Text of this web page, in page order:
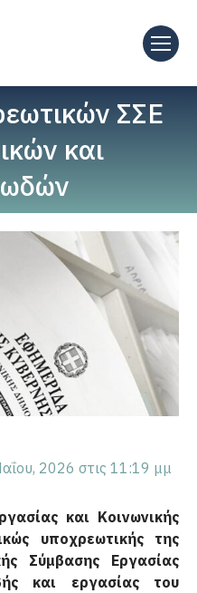
ΣΣΕ
και
2026 στις 11:19 μμ
και Κοινωνικής
υποχρεωτικής της
Σύμβασης Εργασίας
και εργασίας του